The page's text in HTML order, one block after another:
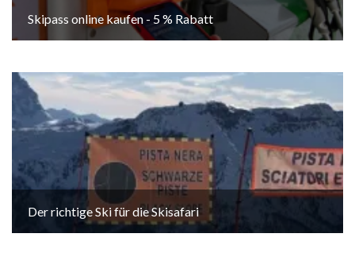
Skipass online kaufen - 5 % Rabatt
Der richtige Ski für die Skisafari